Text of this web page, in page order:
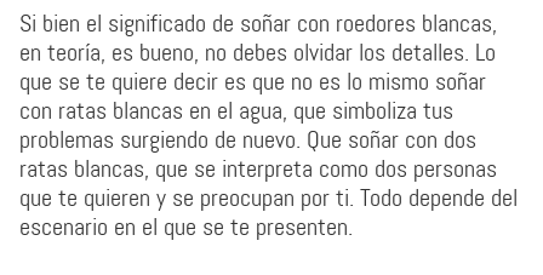
Si bien el significado de soñar con roedores blancas,
en teoría, es bueno, no debes olvidar los detalles. Lo
que se te quiere decir es que no es lo mismo soñar
con ratas blancas en el agua, que simboliza tus
problemas surgiendo de nuevo. Que soñar con dos
ratas blancas, que se interpreta como dos personas
que te quieren y se preocupan por ti. Todo depende del
escenario en el que se te presenten.